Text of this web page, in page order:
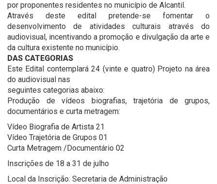
por proponentes residentes no município de Alcantil.
Através deste edital pretende-se fomentar o
desenvolvimento de atividades culturais através do
audiovisual, incentivando a promoção e divulgação da arte e
da cultura existente no município.
DAS CATEGORIAS
Este Edital contemplará 24 (vinte e quatro) Projeto na área
do audiovisual nas
seguintes categorias abaixo:
Produção de vídeos biografias, trajetória de grupos,
documentários e curta metragem:
Vídeo Biografia de Artista 21
Vídeo Trajetória de Grupos 01
Curta Metragem /Documentário 02
Inscrições de 18 a 31 de julho
Local da Inscrição: Secretaria de Administração